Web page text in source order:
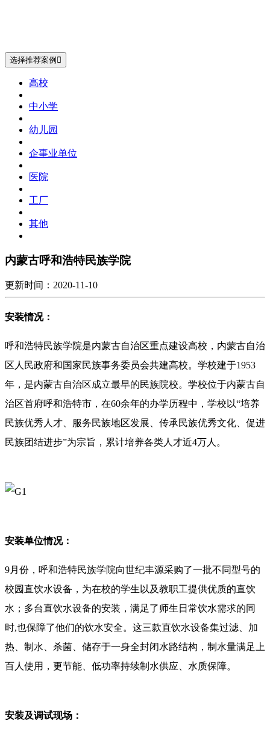
选择推荐案例 
高校
中小学
幼儿园
企事业单位
医院
工厂
其他
内蒙古呼和浩特民族学院
更新时间：2020-11-10
安装情况：
呼和浩特民族学院是内蒙古自治区重点建设高校，内蒙古自治
区人民政府和国家民族事务委员会共建高校。学校建于1953
年，是内蒙古自治区成立最早的民族院校。学校位于内蒙古自
治区首府呼和浩特市，在60余年的办学历程中，学校以“培养
民族优秀人才、服务民族地区发展、传承民族优秀文化、促进
民族团结进步”为宗旨，累计培养各类人才近4万人。
安装单位情况：
9月份，呼和浩特民族学院向世纪丰源采购了一批不同型号的
校园直饮水设备，为在校的学生以及教职工提供优质的直饮
水；多台直饮水设备的安装，满足了师生日常饮水需求的同
时,也保障了他们的饮水安全。这三款直饮水设备集过滤、加
热、制水、杀菌、储存于一身全封闭水路结构，制水量满足上
百人使用，更节能、低功率持续制水供应、水质保障。
安装及调试现场：